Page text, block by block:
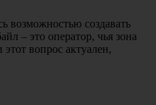
возможностью создавать
– это оператор, чья зона
вопрос актуален,